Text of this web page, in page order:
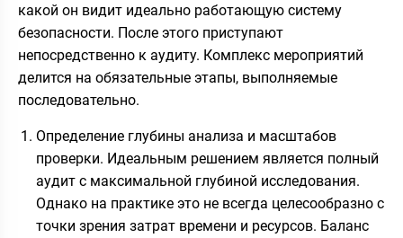
какой он видит идеально работающую систему
безопасности. После этого приступают
непосредственно к аудиту. Комплекс мероприятий
делится на обязательные этапы, выполняемые
последовательно.
Определение глубины анализа и масштабов
проверки. Идеальным решением является полный
аудит с максимальной глубиной исследования.
Однако на практике это не всегда целесообразно с
точки зрения затрат времени и ресурсов. Баланс